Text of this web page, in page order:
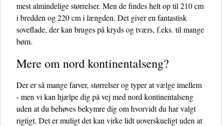
mest almindelige størrelser. Men de findes helt op til 210 cm
i bredden og 220 cm i længden. Det giver en fantastisk
soveflade, der kan bruges på kryds og tværs, f.eks. til mange
børn.
Mere om nord kontinentalseng?
Der er så mange farver, størrelser og typer at vælge imellem
- men vi kan hjælpe dig på vej med nord kontinentalseng
uden at du behøves bekymre dig om hvorvidt du har valgt
rigtigt. Det er muligt det kan virke lidt uoverskueligt uden at